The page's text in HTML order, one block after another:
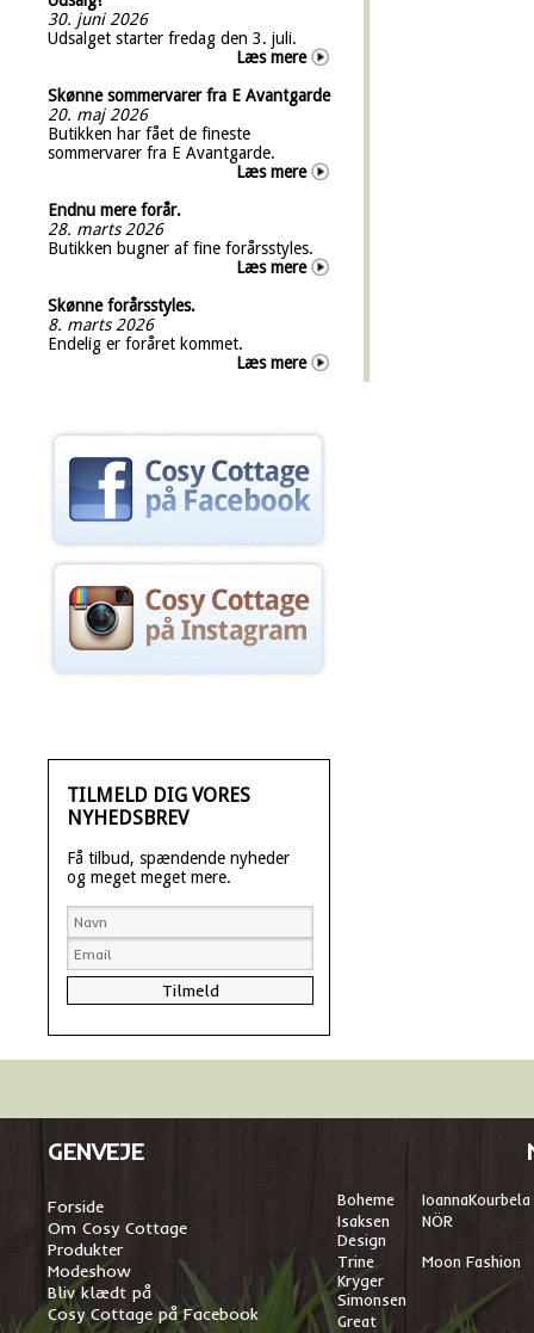
30. juni 2026
Udsalget starter fredag den 3. juli.
Læs mere
Skønne sommervarer fra E Avantgarde
20. maj 2026
Butikken har fået de fineste
sommervarer fra E Avantgarde.
Læs mere
Endnu mere forår.
28. marts 2026
Butikken bugner af fine forårsstyles.
Læs mere
Skønne forårsstyles.
8. marts 2026
Endelig er foråret kommet.
Læs mere
TILMELD DIG VORES
NYHEDSBREV
Få tilbud, spændende nyheder
og meget meget mere.
GENVEJE
Forside
Om Cosy Cottage
Produkter
Modeshow
Bliv klædt på
Cosy Cottage på Facebook
Boheme IoannaKourbela
Isaksen
Design
NÖR
Trine
Kryger
Simonsen
Moon Fashion
Great